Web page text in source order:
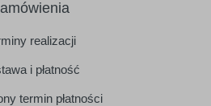
realizacji
i płatność
termin płatności